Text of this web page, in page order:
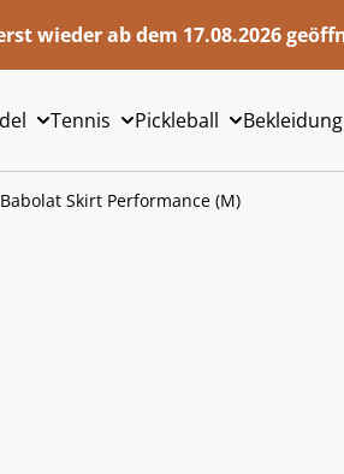
wieder ab dem 17.08.2026
Tennis Pickleball Bekleidung
Babolat Skirt Performance (M)